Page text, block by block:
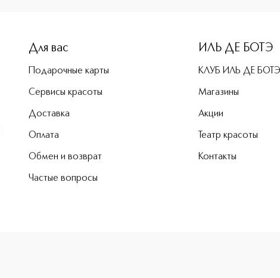
Для вас
Подарочные карты
Сервисы красоты
Доставка
Оплата
Обмен и возврат
Частые вопросы
ИЛЬ ДЕ БОТЭ
КЛУБ ИЛЬ ДЕ БОТЭ
Магазины
Акции
Театр красоты
Контакты